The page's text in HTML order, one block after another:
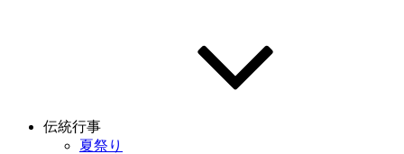
伝統行事
夏祭り